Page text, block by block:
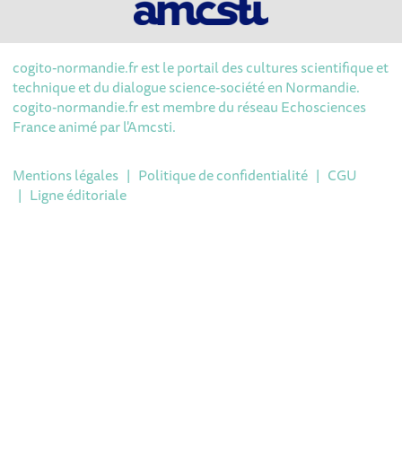
cogito-normandie.fr est le portail des cultures scientifique et
technique et du dialogue science-société en Normandie.
cogito-normandie.fr est membre du réseau Echosciences
France animé par l'Amcsti.
Mentions légales | Politique de confidentialité | CGU
| Ligne éditoriale